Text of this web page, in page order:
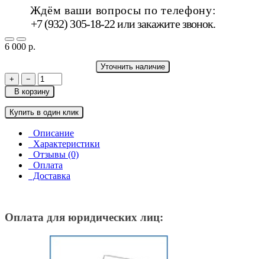
Ждём ваши вопросы по телефону:
+7 (932) 305-18-22 илизакажите звонок.
6 000 р.
Уточнить наличие
+
−
В корзину
Купить в один клик
Описание
Характеристики
Отзывы (0)
Оплата
Доставка
Оплата для юридических лиц: